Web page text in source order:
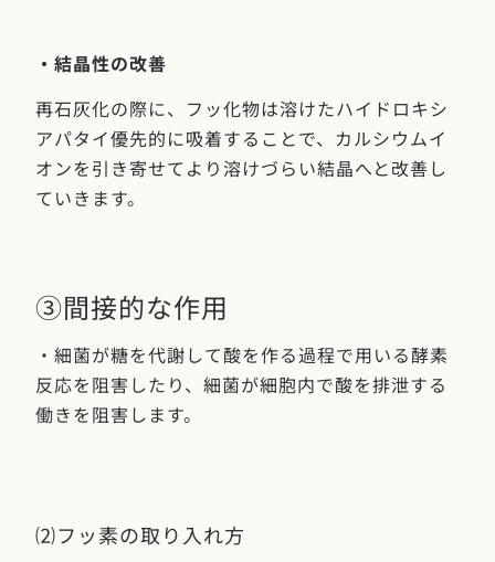
・結晶性の改善
再石灰化の際に、フッ化物は溶けたハイドロキシ
アパタイ優先的に吸着することで、カルシウムイ
オンを引き寄せてより溶けづらい結晶へと改善し
ていきます。
③間接的な作用
・細菌が糖を代謝して酸を作る過程で用いる酵素
反応を阻害したり、細菌が細胞内で酸を排泄する
働きを阻害します。
⑵フッ素の取り入れ方